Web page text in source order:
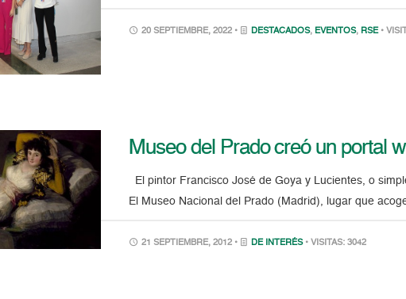
20 SEPTIEMBRE, 2022 • DESTACADOS, EVENTOS, RSE •
Museo del Prado creó un portal
El pintor Francisco José de Goya y Lucientes, o
El Museo Nacional del Prado (Madrid), lugar que
21 SEPTIEMBRE, 2012 • DE INTERÉS • VISITAS: 3042